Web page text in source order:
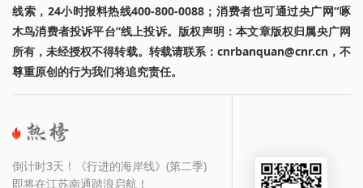
线索，24小时报料热线400-800-0088；消费者也可通过央广网“啄
木鸟消费者投诉平台”线上投诉。版权声明：本文章版权归属央广网
所有，未经授权不得转载。转载请联系：cnrbanquan@cnr.cn，不
尊重原创的行为我们将追究责任。
倒计时3天！《行进的海岸线》(第二季)
即将在江苏南通踏浪启航！